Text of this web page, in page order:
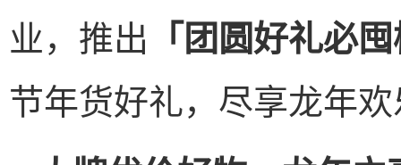
业，推出 「团圆好礼必
节年货好礼，尽享龙年